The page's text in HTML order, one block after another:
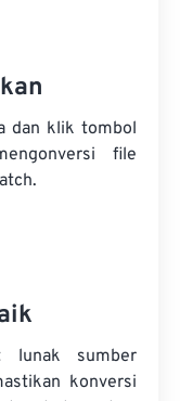
dan klik tombol
file
lunak sumber
konversi